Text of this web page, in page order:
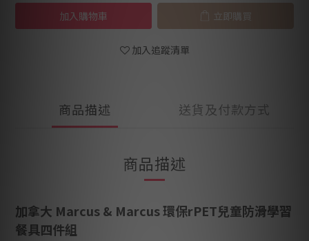
加入購物車 立即購買
加入追蹤清單
商品描述 送貨及付款方式
商品描述
加拿大 Marcus & Marcus 環保rPET兒童防滑學習
餐具四件組